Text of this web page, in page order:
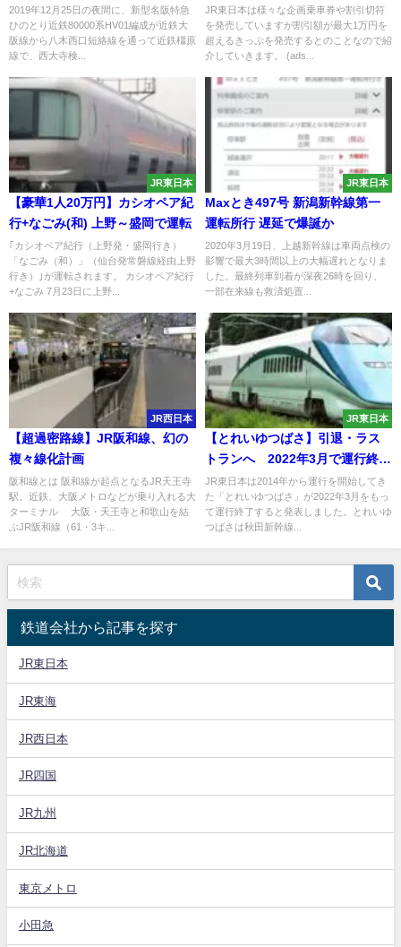
に初入線
2019年12月25日の夜間に、新型名阪特急
ひのとり近鉄80000系HV01編成が近鉄大
阪線から八木西口短絡線を通って近鉄橿原
線で、西大寺検...
JR東日本は様々な企画乗車券や割引切符
を発売していますが割引額が最大1万円を
超えるきっぷを発売するとのことなので紹
介していきます。 (ads...
JR東日本
【豪華1人20万円】カシオペア紀
行+なごみ(和) 上野～盛岡で運転
｢カシオペア紀行（上野発・盛岡行き）
「なごみ（和）」（仙台発常磐線経由上野
行き）｣が運転されます。 カシオペア紀行
+なごみ 7月23日に上野...
JR東日本
Maxとき497号 新潟新幹線第一
運転所行 遅延で爆誕か
2020年3月19日、上越新幹線は車両点検の
影響で最大3時間以上の大幅遅れとなりま
した。最終列車到着が深夜26時を回り、
一部在来線も救済処置...
JR西日本
【超過密路線】JR阪和線、幻の
複々線化計画
阪和線とは 阪和線が起点となるJR天王寺
駅。近鉄、大阪メトロなどが乗り入れる大
ターミナル 大阪・天王寺と和歌山を結
ぶJR阪和線（61・3キ...
JR東日本
【とれいゆつばさ】引退・ラス
トランへ 2022年3月で運行終
了 7年間の歴史に幕
JR東日本は2014年から運行を開始してき
た「とれいゆつばさ」が2022年3月をもっ
て運行終了すると発表しました。とれいゆ
つばさは秋田新幹線...
鉄道会社から記事を探す
JR東日本
JR東海
JR西日本
JR四国
JR九州
JR北海道
東京メトロ
小田急